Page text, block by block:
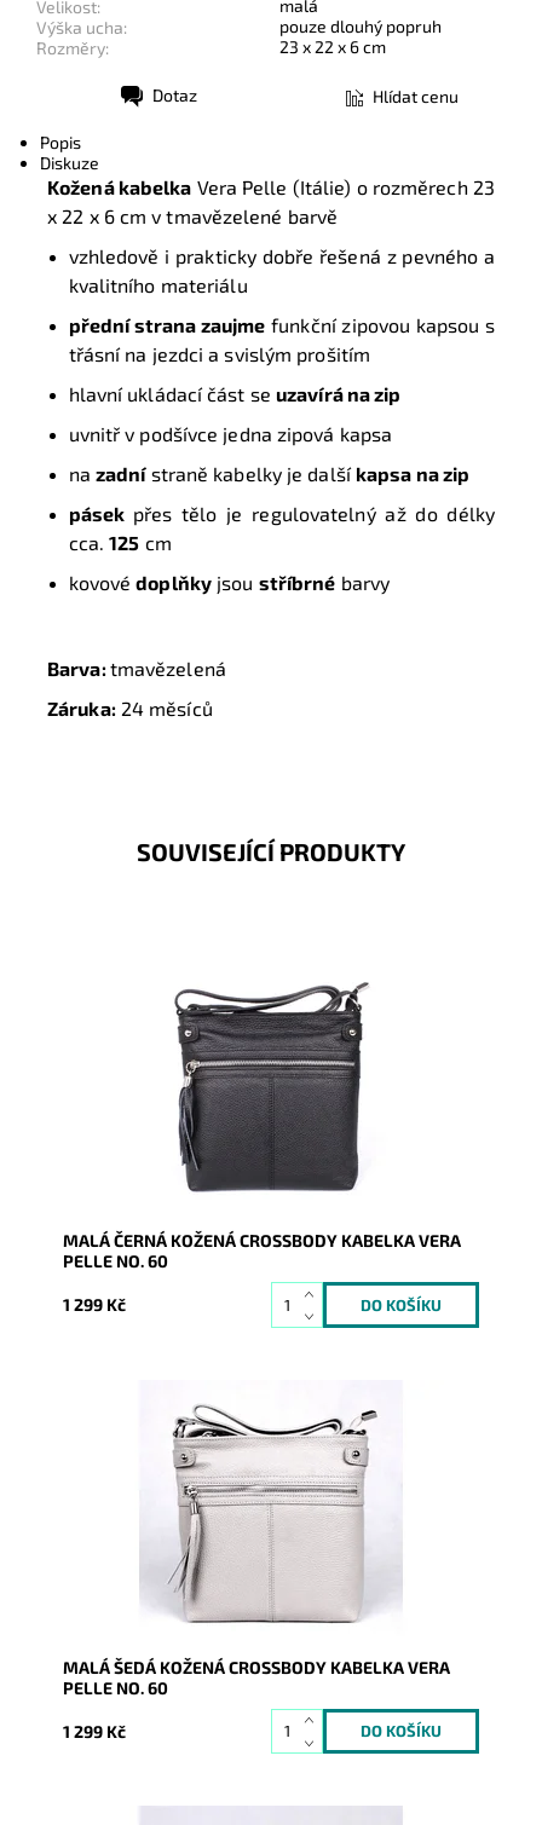
Velikost:
malá
Výška ucha:
pouze dlouhý popruh
Rozměry:
23 x 22 x 6 cm
Dotaz Hlídat cenu
Popis
Diskuze
Kožená kabelka Vera Pelle (Itálie) o rozměrech 23
x 22 x 6 cm v tmavězelené barvě
vzhledově i prakticky dobře řešená z pevného a
kvalitního materiálu
přední strana zaujme funkční zipovou kapsou s
třásní na jezdci a svislým prošitím
hlavní ukládací část se uzavírá na zip
uvnitř v podšívce jedna zipová kapsa
na zadnístraně kabelky je další kapsa na zip
pásek přes tělo je regulovatelný až do délky
cca.125 cm
kovovédoplňky jsou stříbrné barvy
Barva:tmavězelená
Záruka:24 měsíců
SOUVISEJÍCÍ PRODUKTY
Malá kožená crossbody kabelka značky Vera Pelle v
černé barvě s funkční zipovou kapsou na čelní stěně
Skladem
9757
Vera Pelle
2 roky
MALÁ ČERNÁ KOŽENÁ CROSSBODY KABELKA VERA
PELLE NO. 60
1 299 Kč
Malá kožená crossbody kabelka značky Vera Pelle v
šedé barvě s funkční zipovou kapsou na čelní stěně
Skladem
9759
Vera Pelle
2 roky
MALÁ ŠEDÁ KOŽENÁ CROSSBODY KABELKA VERA
PELLE NO. 60
1 299 Kč